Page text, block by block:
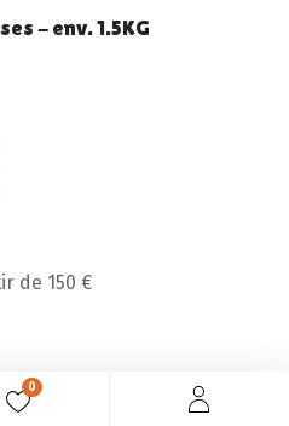
0
- env. 1.5KG
de 150 €